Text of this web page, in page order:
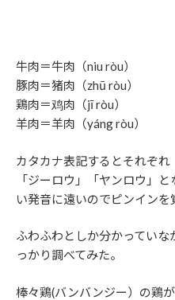
牛肉＝牛肉（niu ròu）
豚肉＝猪肉（zhū ròu）
鶏肉＝鸡肉（jī ròu）
羊肉＝羊肉（yáng ròu）
カタカナ表記するとそれぞれ
「ジーロウ」「ヤンロウ」
い発音に遠いのでピンインを
ふわふわとしか分かってい
っかり調べてみた。
棒々鶏(バンバンジー）の鶏が